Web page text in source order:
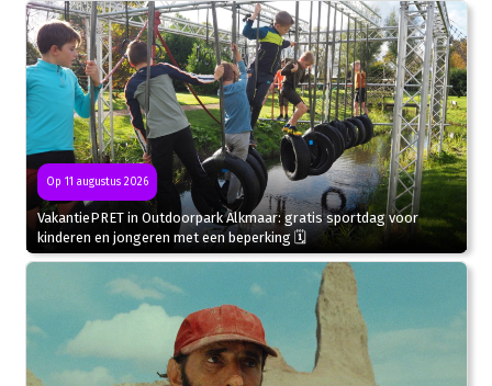
Op 11 augustus 2026
VakantiePRET in Outdoorpark Alkmaar: gratis sportdag voor
kinderen en jongeren met een beperking 🗓